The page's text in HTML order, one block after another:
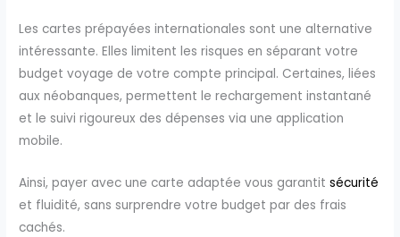
Les cartes prépayées internationales sont une alternative
intéressante. Elles limitent les risques en séparant votre
budget voyage de votre compte principal. Certaines, liées
aux néobanques, permettent le rechargement instantané
et le suivi rigoureux des dépenses via une application
mobile.
Ainsi, payer avec une carte adaptée vous garantitsécurité
et fluidité, sans surprendre votre budget par des frais
cachés.